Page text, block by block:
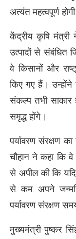
अत्यंत महत्वपूर्ण
केंद्रीय कृषि मंत्री
उत्पादों से संबंधित
वे किसानों और
किए गए हैं। उन्होंने
संकल्प तभी साकार
समृद्ध होंगे।
पर्यावरण संरक्षण
चौहान ने कहा कि वे
से अपील की कि यदि
से कम अपने
पर्यावरण संरक्षण
मुख्यमंत्री पुष्कर